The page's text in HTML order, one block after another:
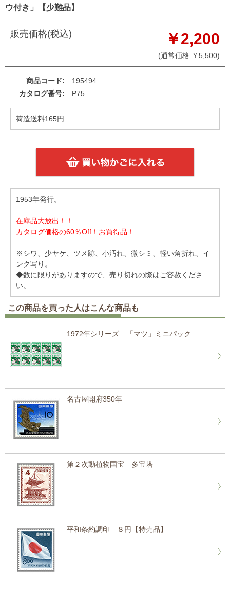
ウ付き」【少難品】
販売価格(税込) ￥2,200
(通常価格 ￥5,500)
商品コード
195494
カタログ番号
P75
荷造送料165円
1953年発行。
在庫品大放出！！
カタログ価格の60％Off！お買得品！
※シワ、少ヤケ、ツメ跡、小汚れ、微シミ、軽い角折れ、イ
ンク写り。
◆数に限りがありますので、売り切れの際はご容赦くださ
い。
この商品を買った人はこんな商品も
1972年シリーズ 「マツ」ミニパック
名古屋開府350年
第２次動植物国宝 多宝塔
平和条約調印 ８円【特売品】